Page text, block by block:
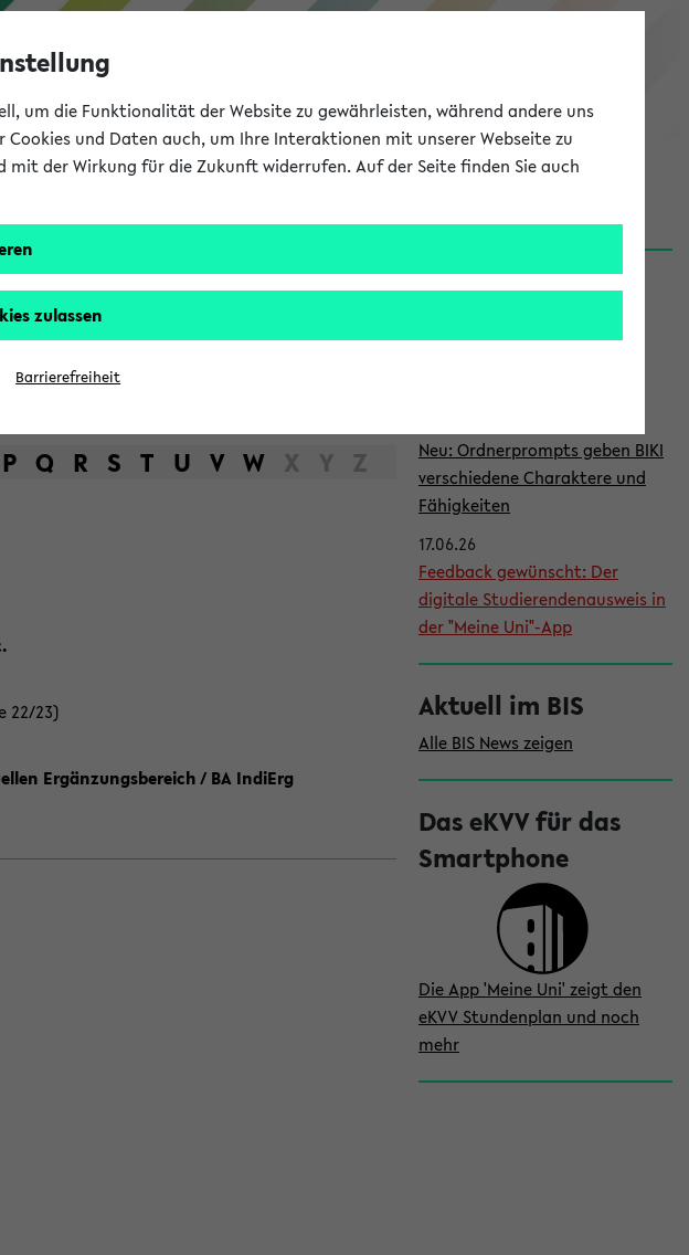
eKVV
Bielefeld
P Q R S T U V W X Y Z
22/23)
Ergänzungsbereich / BA IndiErg
S
i
News
Neu: Ordnerprompts geben BIKI
verschiedene Charaktere und
Fähigkeiten
17.06.26
Feedback gewünscht: Der
digitale Studierendenausweis in
der "Meine Uni"-App
Aktuell im BIS
Alle BIS News zeigen
Das eKVV für das
Smartphone
Die App 'Meine Uni' zeigt den
eKVV Stundenplan und noch
mehr
um die Funktionalität der Website zu gewährleisten, während andere uns
Cookies und Daten auch, um Ihre Interaktionen mit unserer Webseite zu
mit der Wirkung für die Zukunft widerrufen. Auf der Seite finden Sie auch
zulassen
Barrierefreiheit